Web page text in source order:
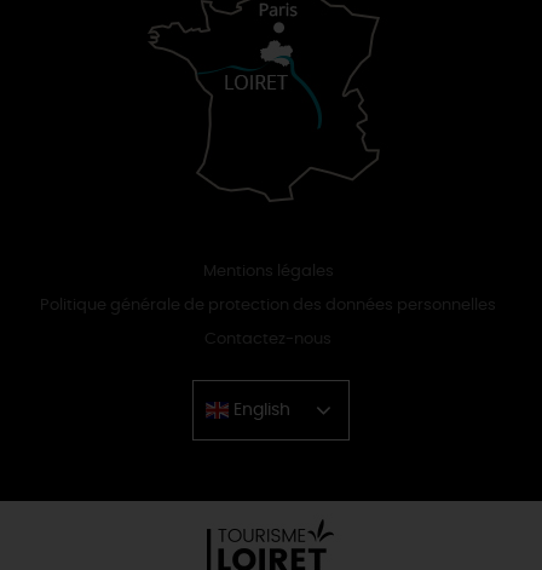
Mentions légales
Politique générale de protection des données personnelles
Contactez-nous
English
Chinese